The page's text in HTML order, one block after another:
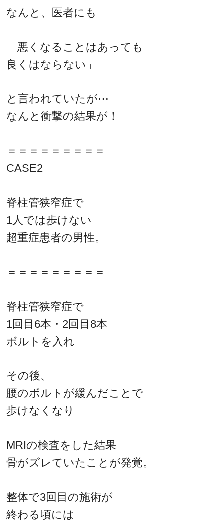
なんと、医者にも
「悪くなることはあっても
良くはならない」
と言われていたが⋯
なんと衝撃の結果が！
＝＝＝＝＝＝＝＝＝
CASE2
脊柱管狭窄症で
1人では歩けない
超重症患者の男性。
＝＝＝＝＝＝＝＝＝
脊柱管狭窄症で
1回目6本・2回目8本
ボルトを入れ
その後、
腰のボルトが緩んだことで
歩けなくなり
MRIの検査をした結果
骨がズレていたことが発覚。
整体で3回目の施術が
終わる頃には